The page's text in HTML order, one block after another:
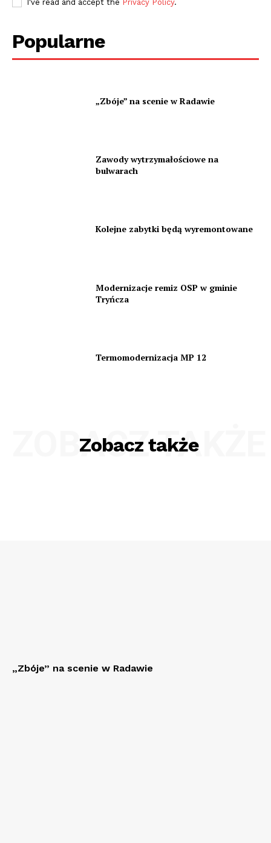
I've read and accept the Privacy Policy.
Popularne
„Zbóje” na scenie w Radawie
Zawody wytrzymałościowe na
bulwarach
Kolejne zabytki będą wyremontowane
Modernizacje remiz OSP w gminie
Tryńcza
Termomodernizacja MP 12
Zobacz także
ZOBACZ TAKŻE
„Zbóje” na scenie w Radawie